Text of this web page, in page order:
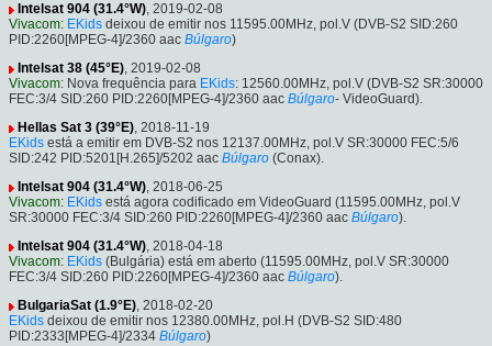
Intelsat 904 (31.4°W), 2019-02-08
Vivacom: EKids deixou de emitir nos 11595.00MHz, pol.V (DVB-S2 SID:260
PID:2260[MPEG-4]/2360 aac Búlgaro)
Intelsat 38 (45°E), 2019-02-08
Vivacom: Nova frequência para EKids: 12560.00MHz, pol.V (DVB-S2 SR:30000
FEC:3/4 SID:260 PID:2260[MPEG-4]/2360 aac Búlgaro- VideoGuard).
Hellas Sat 3 (39°E), 2018-11-19
EKids está a emitir em DVB-S2 nos 12137.00MHz, pol.V SR:30000 FEC:5/6
SID:242 PID:5201[H.265]/5202 aac Búlgaro (Conax).
Intelsat 904 (31.4°W), 2018-06-25
Vivacom: EKids está agora codificado em VideoGuard (11595.00MHz, pol.V
SR:30000 FEC:3/4 SID:260 PID:2260[MPEG-4]/2360 aac Búlgaro).
Intelsat 904 (31.4°W), 2018-04-18
Vivacom: EKids (Bulgária) está em aberto (11595.00MHz, pol.V SR:30000
FEC:3/4 SID:260 PID:2260[MPEG-4]/2360 aac Búlgaro).
BulgariaSat (1.9°E), 2018-02-20
EKids deixou de emitir nos 12380.00MHz, pol.H (DVB-S2 SID:480
PID:2333[MPEG-4]/2334 Búlgaro)